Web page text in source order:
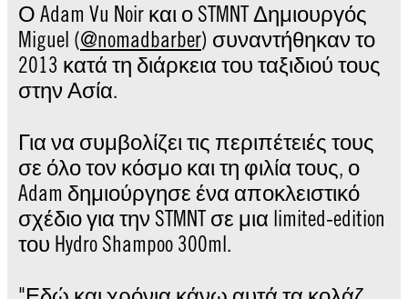
Ο Adam Vu Noir και ο STMNT Δημιουργός
Miguel (@nomadbarber) συναντήθηκαν το
2013 κατά τη διάρκεια του ταξιδιού τους
στην Ασία.
Για να συμβολίζει τις περιπέτειές τους
σε όλο τον κόσμο και τη φιλία τους, ο
Adam δημιούργησε ένα αποκλειστικό
σχέδιο για την STMNT σε μια limited-edition
του Hydro Shampoo 300ml.​